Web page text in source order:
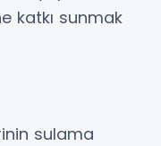
katkı sunmak
sulama